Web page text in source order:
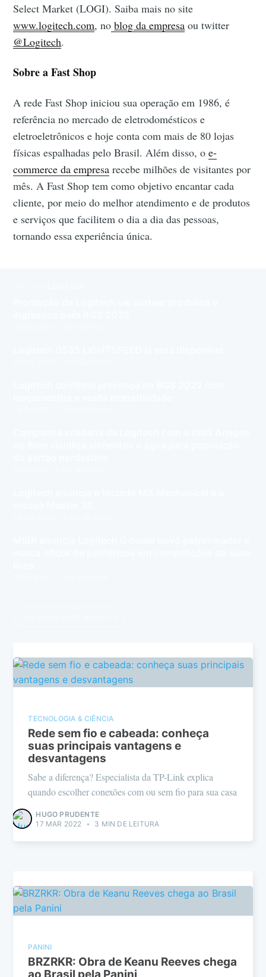
Select Market (LOGI). Saiba mais no site
www.logitech.com, no blog da empresa ou twitter
@Logitech.
Sobre a Fast Shop
A rede Fast Shop iniciou sua operação em 1986, é
referência no mercado de eletrodomésticos e
eletroeletrônicos e hoje conta com mais de 80 lojas
físicas espalhadas pelo Brasil. Além disso, oe-
commerce da empresa recebe milhões de visitantes por
mês. A Fast Shop tem como objetivo encantar cada
cliente, por meio do melhor atendimento e de produtos
e serviços que facilitem o dia a dia das pessoas,
tornando essa experiência única.
TECNOLOGIA & CIÊNCIA
Rede sem fio e cabeada: conheça
suas principais vantagens e
desvantagens
Sabe a diferença? Especialista da TP-Link explica
quando escolher conexões com ou sem fio para sua casa
HUGO PRUDENTE
17 MAR 2022
• 3 MIN DE LEITURA
PANINI
BRZRKR: Obra de Keanu Reeves chega